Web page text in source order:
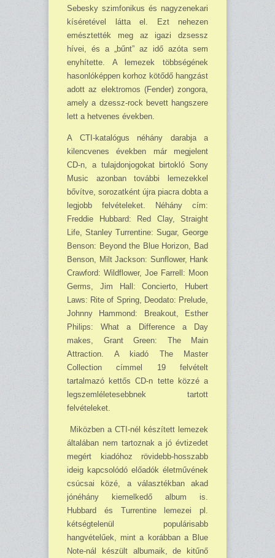
Sebesky szimfonikus és nagyzenekari
kíséretével látta el. Ezt nehezen
emésztették meg az igazi dzsessz
hívei, és a „bűnt” az idő azóta sem
enyhítette. A lemezek többségének
hasonlóképpen korhoz kötődő hangzást
adott az elektromos (Fender) zongora,
amely a dzessz-rock bevett hangszere
lett a hetvenes években.
A CTI-katalógus néhány darabja a
kilencvenes években már megjelent
CD-n, a tulaj­donjogokat birtokló Sony
Music azonban további lemezekkel
bővítve, sorozatként újra piacra dobta a
legjobb felvételeket. Néhány cím:
Freddie Hubbard: Red Clay, Straight
Life, Stanley Turrentine: Sugar, George
Benson: Beyond the Blue Horizon, Bad
Benson, Milt Jackson: Sunflower, Hank
Crawford: Wildflower, Joe Farrell: Moon
Germs, Jim Hall: Concierto, Hubert
Laws: Rite of Spring, Deodato: Prelude,
Johnny Hammond: Breakout, Esther
Philips: What a Difference a Day
makes, Grant Green: The Main
Attraction. A kiadó The Master
Collection címmel 19 felvételt
tartalmazó kettős CD-n tette közzé a
legszemléletesebbnek tartott
felvételeket.
Miközben a CTI-nél készített lemezek
általában nem tartoznak a jó évtizedet
megért kiadóhoz rövidebb-hosszabb
ideig kapcsolódó előadók életművének
csúcsai közé, a választékban akad
jónéhány kiemelkedő album is.
Hubbard és Turrentine lemezei pl.
kétségtelenül populárisabb
hangvételűek, mint a korábban a Blue
Note-nál készült albu­maik, de kitűnő